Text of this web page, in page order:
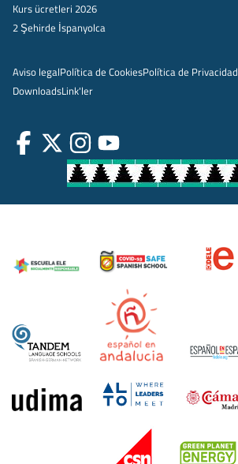
Kurs ücretleri 2026
2 Şehirde İspanyolca
Aviso legalPolítica de CookiesPolítica de Privacidad
DownloadsLink'ler